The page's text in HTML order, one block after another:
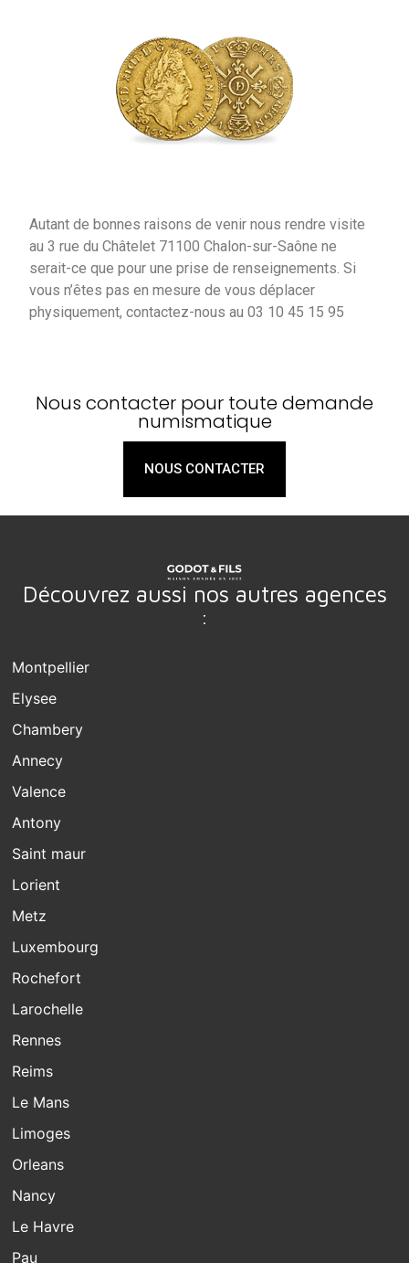
Autant de bonnes raisons de venir nous rendre visite
au 3 rue du Châtelet 71100 Chalon-sur-Saône ne
serait-ce que pour une prise de renseignements. Si
vous n’êtes pas en mesure de vous déplacer
physiquement, contactez-nous au 03 10 45 15 95
Nous contacter pour toute demande
numismatique
NOUS CONTACTER
Découvrez aussi nos autres agences
:
Montpellier
Elysee
Chambery
Annecy
Valence
Antony
Saint maur
Lorient
Metz
Luxembourg
Rochefort
Larochelle
Rennes
Reims
Le Mans
Limoges
Orleans
Nancy
Le Havre
Pau